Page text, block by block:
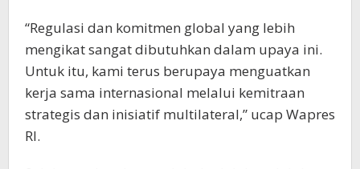
“Regulasi dan komitmen global yang lebih
mengikat sangat dibutuhkan dalam upaya ini.
Untuk itu, kami terus berupaya menguatkan
kerja sama internasional melalui kemitraan
strategis dan inisiatif multilateral,” ucap Wapres
RI.